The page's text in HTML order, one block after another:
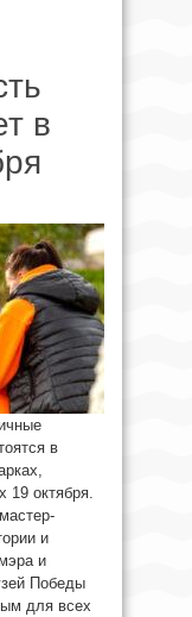
в
в
19 октября.
и
и
Победы
для всех